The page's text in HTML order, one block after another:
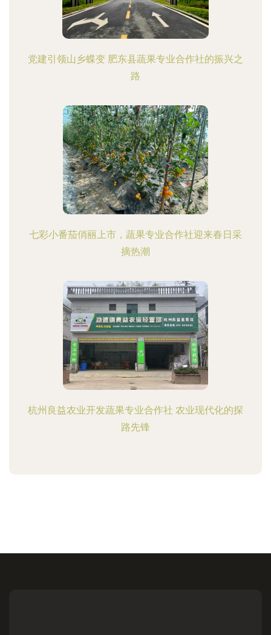
党建引领山乡蝶变 肥东县蔬果专业合作社的振兴之
路
七彩小番茄俏丽上市，蔬果专业合作社迎来春日采
摘热潮
杭州良益农业开发蔬果专业合作社 农业现代化的探
路先锋